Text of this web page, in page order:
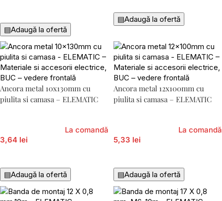
▤Adaugă la ofertă
▤Adaugă la ofertă
Ancora metal 10x130mm cu
piulita si camasa – ELEMATIC
3,64 lei
La comandă
▤Adaugă la ofertă
Ancora metal 12x100mm cu
piulita si camasa – ELEMATIC
5,33 lei
La comandă
▤Adaugă la ofertă